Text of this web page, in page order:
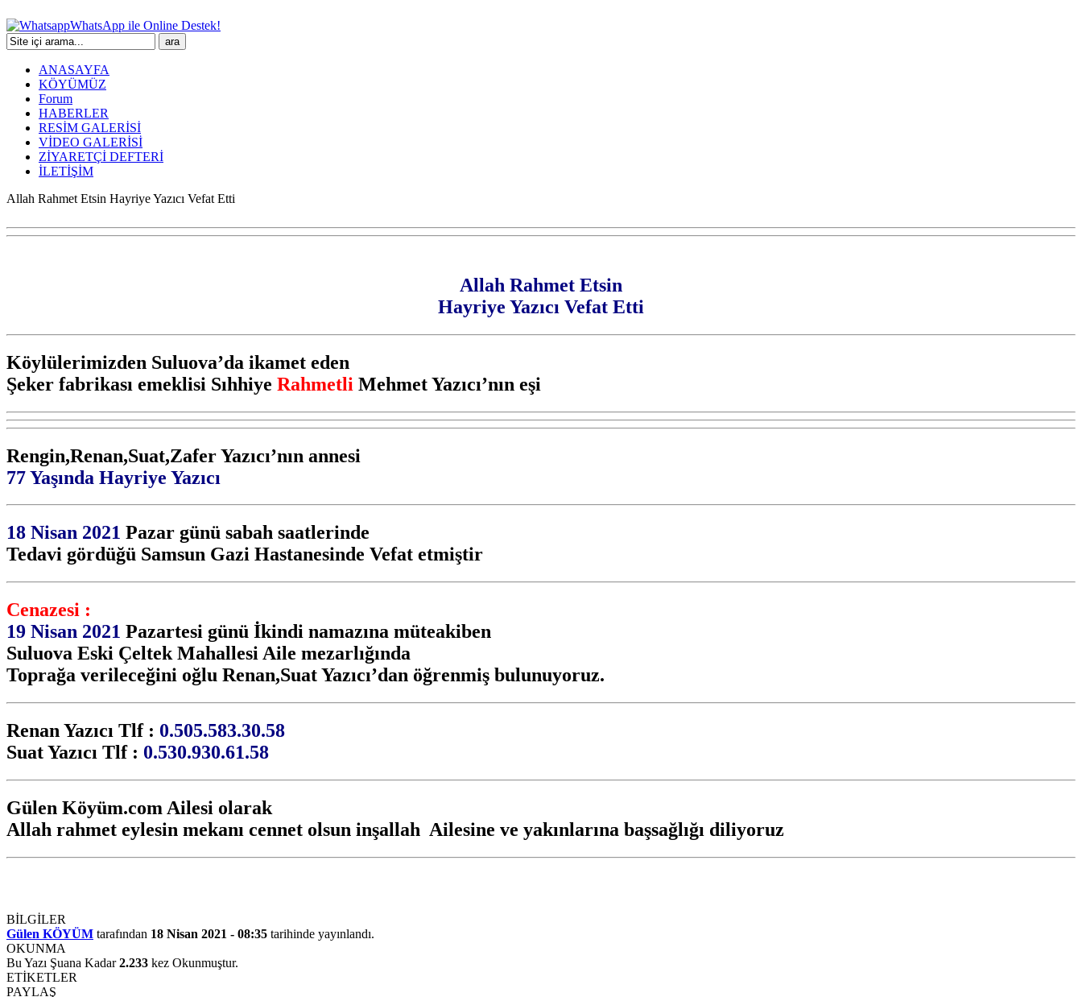
WhatsApp ile Online Destek!
ANASAYFA
KÖYÜMÜZ
Forum
HABERLER
RESİM GALERİSİ
VİDEO GALERİSİ
ZİYARETÇİ DEFTERİ
İLETİŞİM
Allah Rahmet Etsin Hayriye Yazıcı Vefat Etti
Allah Rahmet Etsin
Hayriye Yazıcı Vefat Etti
Köylülerimizden Suluova’da ikamet eden
Şeker fabrikası emeklisi Sıhhiye Rahmetli Mehmet Yazıcı’nın eşi
Rengin,Renan,Suat,Zafer Yazıcı’nın annesi
77 Yaşında Hayriye Yazıcı
18 Nisan 2021 Pazar günü sabah saatlerinde
Tedavi gördüğü Samsun Gazi Hastanesinde Vefat etmiştir
Cenazesi :
19 Nisan 2021 Pazartesi günü İkindi namazına müteakiben
Suluova Eski Çeltek Mahallesi Aile mezarlığında
Toprağa verileceğini oğlu Renan,Suat Yazıcı’dan öğrenmiş bulunuyoruz.
Renan Yazıcı Tlf : 0.505.583.30.58
Suat Yazıcı Tlf : 0.530.930.61.58
Gülen Köyüm.com Ailesi olarak
Allah rahmet eylesin mekanı cennet olsun inşallah Ailesine ve yakınlarına başsağlığı diliyoruz
BİLGİLER
Gülen KÖYÜM tarafından 18 Nisan 2021 - 08:35 tarihinde yayınlandı.
OKUNMA
Bu Yazı Şuana Kadar2.233 kez Okunmuştur.
ETİKETLER
PAYLAŞ